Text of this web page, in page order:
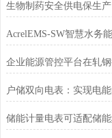
生物制药安全供电保生产